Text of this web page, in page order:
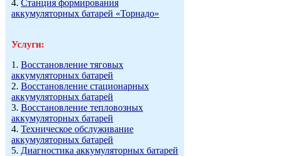
4. Станция формирования
аккумуляторных батарей «Торнадо»
Услуги:
1. Восстановление тяговых
аккумуляторных батарей
2. Восстановление стационарных
аккумуляторных батарей
3. Восстановление тепловозных
аккумуляторных батарей
4. Техническое обслуживание
аккумуляторных батарей
5. Диагностика аккумуляторных батарей